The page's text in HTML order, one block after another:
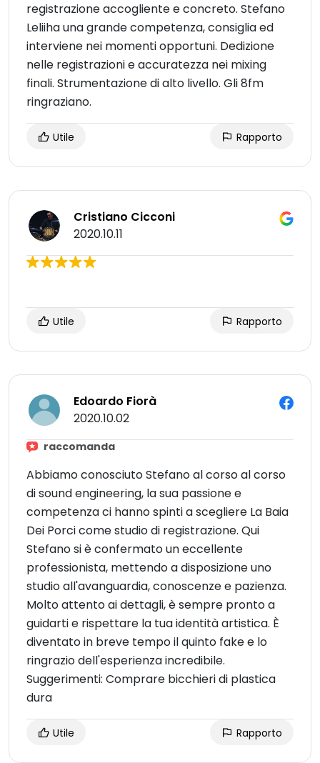
registrazione accogliente e concreto. Stefano
Leliiha una grande competenza, consiglia ed
interviene nei momenti opportuni. Dedizione
nelle registrazioni e accuratezza nei mixing
finali. Strumentazione di alto livello. Gli 8fm
ringraziano.
Utile Rapporto
Cristiano Cicconi
2020.10.11
Utile Rapporto
Edoardo Fiorà
2020.10.02
raccomanda
Abbiamo conosciuto Stefano al corso al corso
di sound engineering, la sua passione e
competenza ci hanno spinti a scegliere La Baia
Dei Porci come studio di registrazione. Qui
Stefano si è confermato un eccellente
professionista, mettendo a disposizione uno
studio all'avanguardia, conoscenze e pazienza.
Molto attento ai dettagli, è sempre pronto a
guidarti e rispettare la tua identità artistica. È
diventato in breve tempo il quinto fake e lo
ringrazio dell'esperienza incredibile.
Suggerimenti: Comprare bicchieri di plastica
dura
Utile Rapporto